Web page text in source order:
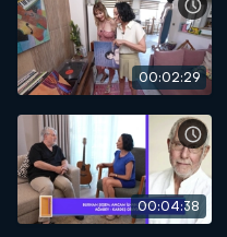
00:02:29
00:04:38